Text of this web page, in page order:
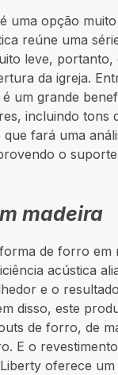
uma opção
reúne uma
leve,
da igreja.
um grande
incluindo tons
fará uma
o
madeira
de forro em
acústica
e o
disso, este
de forro, de
E o
oferece